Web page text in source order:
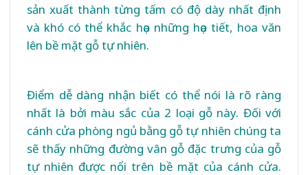
sản xuất thành từng tấm có độ dày nhất định
và khó có thể khắc họa những họa tiết, hoa văn
lên bề mặt gỗ tự nhiên.
Điểm dễ dàng nhận biết có thể nói là rõ ràng
nhất là bởi màu sắc của 2 loại gỗ này. Đối với
cánh cửa phòng ngủ bằng gỗ tự nhiên chúng ta
sẽ thấy những đường vân gỗ đặc trưng của gỗ
tự nhiên được nổi trên bề mặt của cánh cửa.